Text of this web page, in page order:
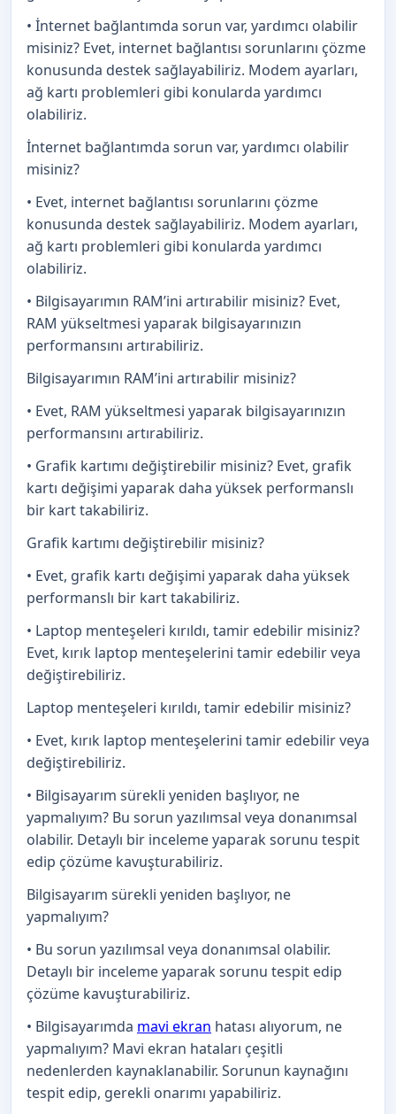
• İnternet bağlantımda sorun var, yardımcı olabilir
misiniz? Evet, internet bağlantısı sorunlarını çözme
konusunda destek sağlayabiliriz. Modem ayarları,
ağ kartı problemleri gibi konularda yardımcı
olabiliriz.
İnternet bağlantımda sorun var, yardımcı olabilir
misiniz?
• Evet, internet bağlantısı sorunlarını çözme
konusunda destek sağlayabiliriz. Modem ayarları,
ağ kartı problemleri gibi konularda yardımcı
olabiliriz.
• Bilgisayarımın RAM’ini artırabilir misiniz? Evet,
RAM yükseltmesi yaparak bilgisayarınızın
performansını artırabiliriz.
Bilgisayarımın RAM’ini artırabilir misiniz?
• Evet, RAM yükseltmesi yaparak bilgisayarınızın
performansını artırabiliriz.
• Grafik kartımı değiştirebilir misiniz? Evet, grafik
kartı değişimi yaparak daha yüksek performanslı
bir kart takabiliriz.
Grafik kartımı değiştirebilir misiniz?
• Evet, grafik kartı değişimi yaparak daha yüksek
performanslı bir kart takabiliriz.
• Laptop menteşeleri kırıldı, tamir edebilir misiniz?
Evet, kırık laptop menteşelerini tamir edebilir veya
değiştirebiliriz.
Laptop menteşeleri kırıldı, tamir edebilir misiniz?
• Evet, kırık laptop menteşelerini tamir edebilir veya
değiştirebiliriz.
• Bilgisayarım sürekli yeniden başlıyor, ne
yapmalıyım? Bu sorun yazılımsal veya donanımsal
olabilir. Detaylı bir inceleme yaparak sorunu tespit
edip çözüme kavuşturabiliriz.
Bilgisayarım sürekli yeniden başlıyor, ne
yapmalıyım?
• Bu sorun yazılımsal veya donanımsal olabilir.
Detaylı bir inceleme yaparak sorunu tespit edip
çözüme kavuşturabiliriz.
• Bilgisayarımda mavi ekran hatası alıyorum, ne
yapmalıyım? Mavi ekran hataları çeşitli
nedenlerden kaynaklanabilir. Sorunun kaynağını
tespit edip, gerekli onarımı yapabiliriz.